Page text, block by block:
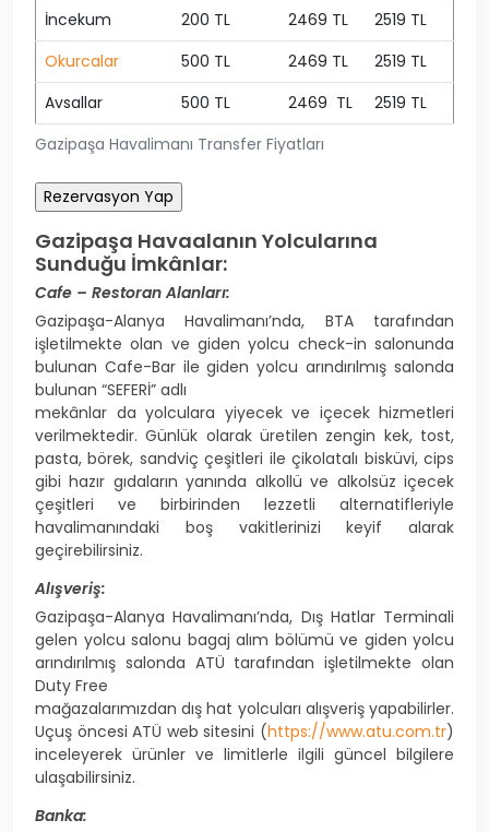
Gazipaşa Havalimanı Transfer Fiyatları
İncekum
200 TL 2469 TL
2519 TL
Okurcalar
500 TL 2469 TL
2519 TL
Avsallar
500 TL 2469 TL 2519 TL
Gazipaşa Havaalanın Yolcularına
Sunduğu İmkânlar:
Cafe – Restoran Alanları:
Gazipaşa-Alanya Havalimanı’nda, BTA tarafından
işletilmekte olan ve giden yolcu check-in salonunda
bulunan Cafe-Bar ile giden yolcu arındırılmış salonda
bulunan “SEFERİ” adlı
mekânlar da yolculara yiyecek ve içecek hizmetleri
verilmektedir. Günlük olarak üretilen zengin kek, tost,
pasta, börek, sandviç çeşitleri ile çikolatalı bisküvi, cips
gibi hazır gıdaların yanında alkollü ve alkolsüz içecek
çeşitleri ve birbirinden lezzetli alternatifleriyle
havalimanındaki boş vakitlerinizi keyif alarak
geçirebilirsiniz.
Alışveriş:
Gazipaşa-Alanya Havalimanı’nda, Dış Hatlar Terminali
gelen yolcu salonu bagaj alım bölümü ve giden yolcu
arındırılmış salonda ATÜ tarafından işletilmekte olan
Duty Free
mağazalarımızdan dış hat yolcuları alışveriş yapabilirler.
Uçuş öncesi ATÜ web sitesini (https://www.atu.com.tr)
inceleyerek ürünler ve limitlerle ilgili güncel bilgilere
ulaşabilirsiniz.
Banka: